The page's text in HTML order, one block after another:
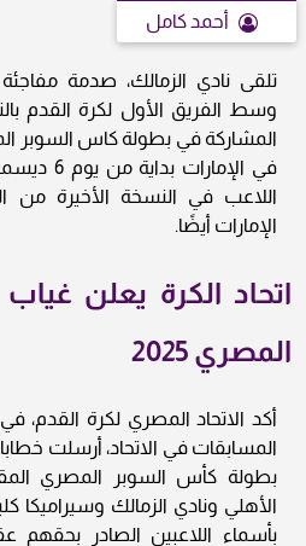
أحمد كامل
تلقى نادي الزمالك، صدمة
وسط الفريق الأول لكرة القدم
في
اللاعب في النسخة الأخيرة من
الإمارات أيضًا.
اتحاد الكرة يعلن
المصري 2025
أكد الاتحاد المصري لكرة القدم،
المسابقات في الاتحاد، أرسلت
بطولة كأس السوبر المصري
الأهلي ونادي الزمالك وسيراميكا
بأسماء اللاعبين الصادر بحقهم